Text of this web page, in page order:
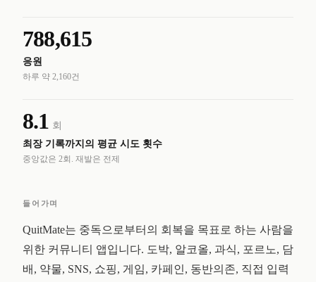
788,615
응원
하루 약 2,160건
8.1 회
최장 기록까지의 평균 시도 횟수
중앙값은 2회. 재발은 전제
들어가며
QuitMate는 중독으로부터의 회복을 목표로 하는 사람을
위한 커뮤니티 앱입니다. 도박, 알코올, 과식, 포르노, 담
배, 약물, SNS, 쇼핑, 게임, 카페인, 동반의존, 직접 입력